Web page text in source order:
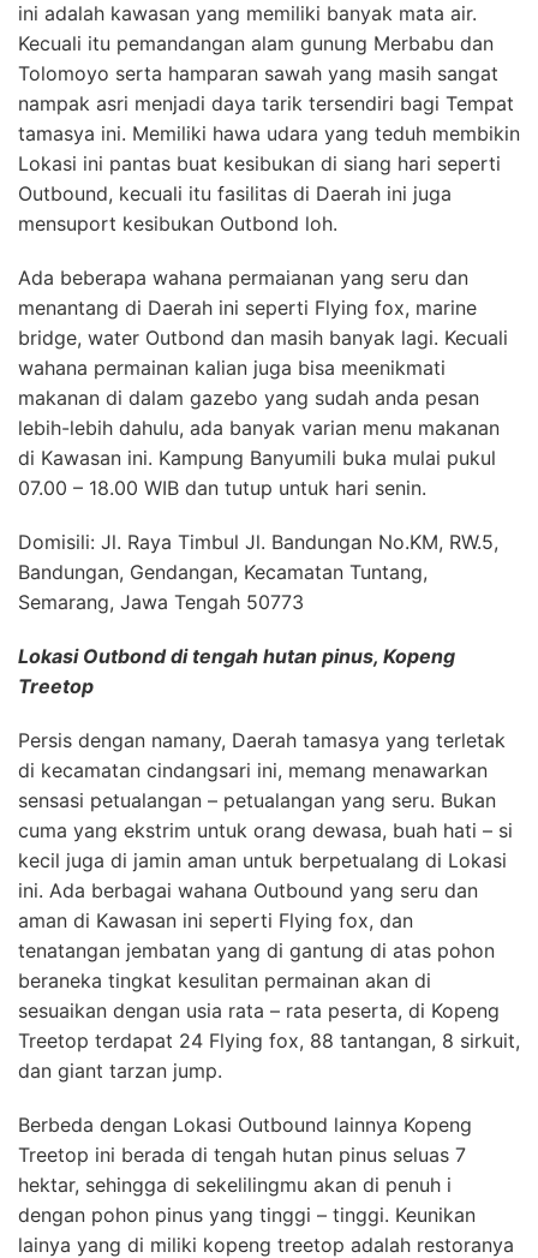
ini adalah kawasan yang memiliki banyak mata air.
Kecuali itu pemandangan alam gunung Merbabu dan
Tolomoyo serta hamparan sawah yang masih sangat
nampak asri menjadi daya tarik tersendiri bagi Tempat
tamasya ini. Memiliki hawa udara yang teduh membikin
Lokasi ini pantas buat kesibukan di siang hari seperti
Outbound, kecuali itu fasilitas di Daerah ini juga
mensuport kesibukan Outbond loh.
Ada beberapa wahana permaianan yang seru dan
menantang di Daerah ini seperti Flying fox, marine
bridge, water Outbond dan masih banyak lagi. Kecuali
wahana permainan kalian juga bisa meenikmati
makanan di dalam gazebo yang sudah anda pesan
lebih-lebih dahulu, ada banyak varian menu makanan
di Kawasan ini. Kampung Banyumili buka mulai pukul
07.00 – 18.00 WIB dan tutup untuk hari senin.
Domisili: Jl. Raya Timbul Jl. Bandungan No.KM, RW.5,
Bandungan, Gendangan, Kecamatan Tuntang,
Semarang, Jawa Tengah 50773
Lokasi Outbond di tengah hutan pinus, Kopeng
Treetop
Persis dengan namany, Daerah tamasya yang terletak
di kecamatan cindangsari ini, memang menawarkan
sensasi petualangan – petualangan yang seru. Bukan
cuma yang ekstrim untuk orang dewasa, buah hati – si
kecil juga di jamin aman untuk berpetualang di Lokasi
ini. Ada berbagai wahana Outbound yang seru dan
aman di Kawasan ini seperti Flying fox, dan
tenatangan jembatan yang di gantung di atas pohon
beraneka tingkat kesulitan permainan akan di
sesuaikan dengan usia rata – rata peserta, di Kopeng
Treetop terdapat 24 Flying fox, 88 tantangan, 8 sirkuit,
dan giant tarzan jump.
Berbeda dengan Lokasi Outbound lainnya Kopeng
Treetop ini berada di tengah hutan pinus seluas 7
hektar, sehingga di sekelilingmu akan di penuh i
dengan pohon pinus yang tinggi – tinggi. Keunikan
lainya yang di miliki kopeng treetop adalah restoranya